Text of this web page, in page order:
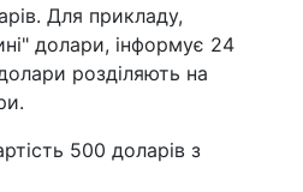
Для прикладу,
долари, інформує 24
розділяють на
500 доларів з